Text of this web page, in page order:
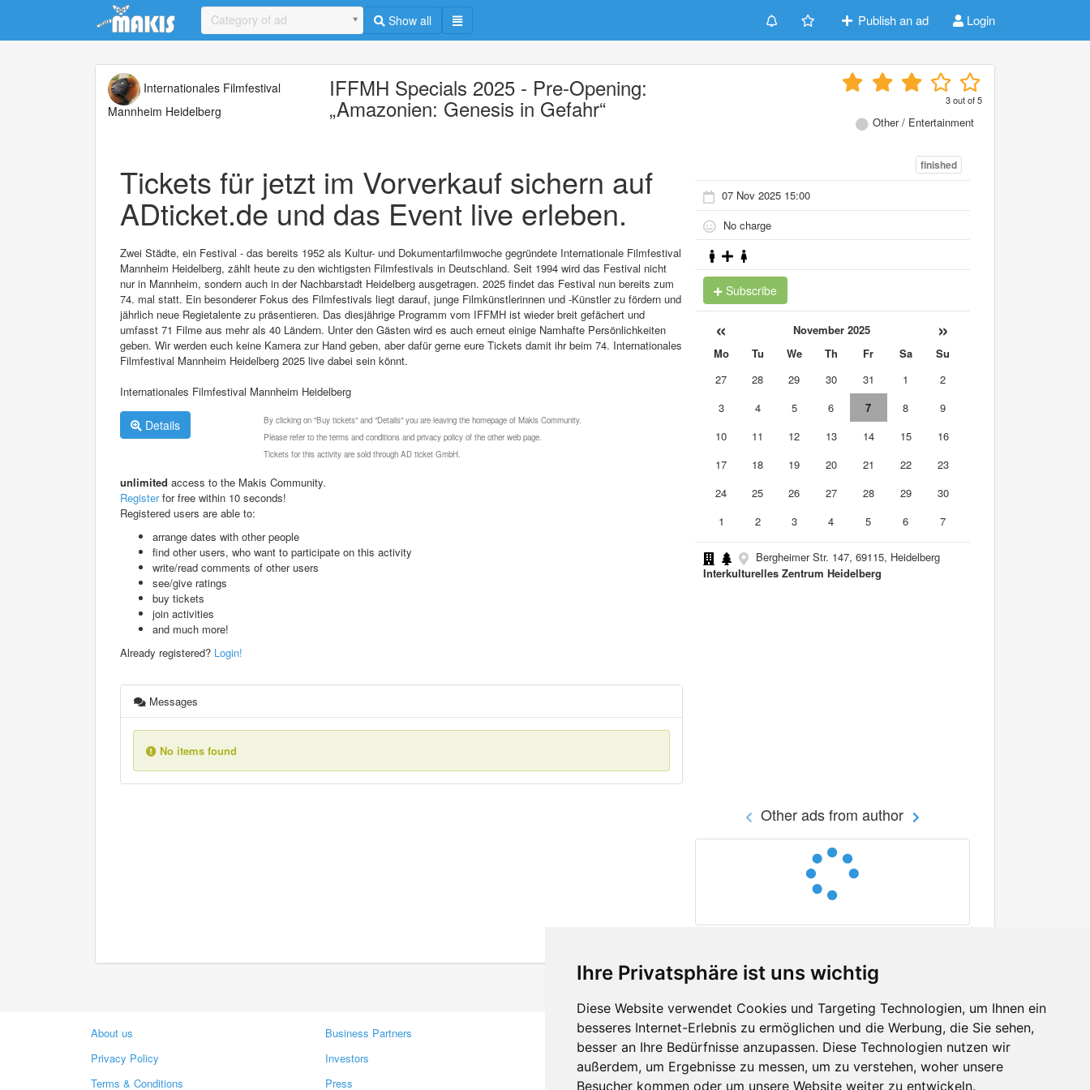
Ihre Privatsphäre ist uns wichtig
Diese Website verwendet Cookies und Targeting Technologien, um Ihnen ein
besseres Internet-Erlebnis zu ermöglichen und die Werbung, die Sie sehen,
besser an Ihre Bedürfnisse anzupassen. Diese Technologien nutzen wir
außerdem, um Ergebnisse zu messen, um zu verstehen, woher unsere
Besucher kommen oder um unsere Website weiter zu entwickeln.
Update cookies preferences
Category of ad Show all Publish an ad Login
Internationales Filmfestival
Mannheim Heidelberg
IFFMH Specials 2025 - Pre-Opening:
„Amazonien: Genesis in Gefahr“ 3out of5
Other / Entertainment
Tickets für jetzt im Vorverkauf sichern auf
ADticket.de und das Event live erleben.
Zwei Städte, ein Festival - das bereits 1952 als Kultur- und Dokumentarfilmwoche gegründete Internationale Filmfestival
Mannheim Heidelberg, zählt heute zu den wichtigsten Filmfestivals in Deutschland. Seit 1994 wird das Festival nicht
nur in Mannheim, sondern auch in der Nachbarstadt Heidelberg ausgetragen. 2025 findet das Festival nun bereits zum
74. mal statt. Ein besonderer Fokus des Filmfestivals liegt darauf, junge Filmkünstlerinnen und -Künstler zu fördern und
jährlich neue Regietalente zu präsentieren. Das diesjährige Programm vom IFFMH ist wieder breit gefächert und
umfasst 71 Filme aus mehr als 40 Ländern. Unter den Gästen wird es auch erneut einige Namhafte Persönlichkeiten
geben. Wir werden euch keine Kamera zur Hand geben, aber dafür gerne eure Tickets damit ihr beim 74. Internationales
Filmfestival Mannheim Heidelberg 2025 live dabei sein könnt.
Internationales Filmfestival Mannheim Heidelberg
Details
By clicking on "Buy tickets" and "Details" you are leaving the homepage of Makis Community.
Please refer to the terms and conditions and privacy policy of the other web page.
Tickets for this activity are sold through AD ticket GmbH.
unlimited access to the Makis Community.
Registerfor free within 10 seconds!
Registered users are able to:
arrange dates with other people
find other users, who want to participate on this activity
write/read comments of other users
see/give ratings
buy tickets
join activities
and much more!
Already registered? Login!
Messages
No items found
finished
07 Nov 2025 15:00
No charge
Subscribe
« November 2025 »
Mo Tu We Th Fr Sa
Su
27
28 29 30 31 1
2
3
4 5 6 7 8
9
10
11 12 13 14 15
16
17
18 19 20 21 22
23
24
25 26 27 28 29
30
1
2 3 4 5 6 7
Bergheimer Str. 147, 69115, Heidelberg
Interkulturelles Zentrum Heidelberg
Other ads from author
About us
Privacy Policy
Terms & Conditions
Business Partners
Investors
Press
Contacts
Feedback
Report A Bug
Facebook
Twitter
YouTube